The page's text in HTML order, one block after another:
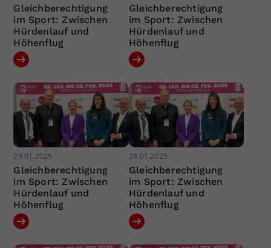
Gleichberechtigung
im Sport: Zwischen
Hürdenlauf und
Höhenflug
Gleichberechtigung
im Sport: Zwischen
Hürdenlauf und
Höhenflug
29.01.2025
Gleichberechtigung
im Sport: Zwischen
Hürdenlauf und
Höhenflug
29.01.2025
Gleichberechtigung
im Sport: Zwischen
Hürdenlauf und
Höhenflug